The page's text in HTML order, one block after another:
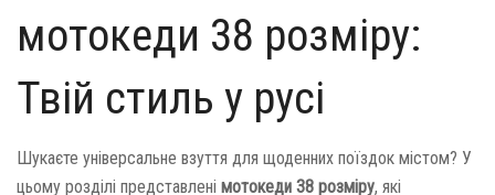
мотокеди 38 розміру:
Твій стиль у русі
Шукаєте універсальне взуття для щоденних поїздок містом? У
цьому розділі представлені мотокеди 38 розміру, які